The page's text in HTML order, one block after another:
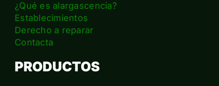
¿Qué es alargascencia?
Establecimientos
Derecho a reparar
Contacta
PRODUCTOS